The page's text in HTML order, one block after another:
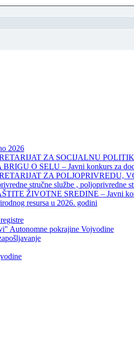
2026
ZA SOCIJALNU
O SELU – Javni konkurs za
ZA POLJOPRIVREDU,
stručne službe , poljoprivredne
ŽIVOTNE SREDINE – Javni
resursa u 2026. godini
Autonomne pokrajine Vojvodine